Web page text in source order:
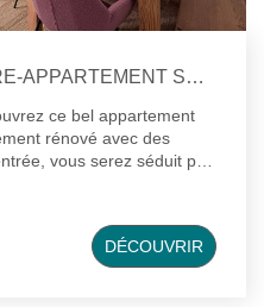
QUARTIER PREFECTURE-APPARTEMENT SANS CHARGE DE COPROPRIETE
ce bel appartement
équipée, offrant un
vous
d'un dégagement
une avec placard
DÉCOUVRIR